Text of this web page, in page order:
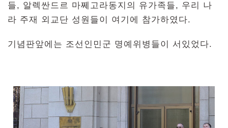
들, 알렉싼드르 마쩨고라동지의 유가족들, 우리 나
라 주재 외교단 성원들이 여기에 참가하였다.
기념판앞에는 조선인민군 명예위병들이 서있었다.